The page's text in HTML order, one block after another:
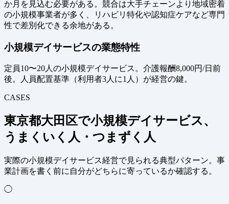
か月を見込む必要がある。競合は大手チェーンより地域密着
の小規模事業者が多く、リハビリ特化や認知症ケアなど専門
性で差別化できる余地がある。
小規模デイサービスの業態特性
定員10〜20人の小規模デイサービス。介護報酬8,000円/日前
後。人員配置基準（利用者3人に1人）が経営の鍵。
CASES
東京都大田区で小規模デイサービス、
うまくいく人・つまずく人
実際の小規模デイサービス経営で見られる典型パターン。事
業計画を書く前に自分がどちらに寄っているか確認する。
◯